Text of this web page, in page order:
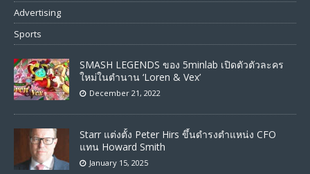
Advertising
Sports
SMASH LEGENDS ของ 5minlab เปิดตัวตัวละคร
ใหม่ในตำนาน ‘Loren & Vex’
December 21, 2022
Starr แต่งตั้ง Peter Hirs ขึ้นดำรงตำแหน่ง CFO
แทน Howard Smith
January 15, 2025